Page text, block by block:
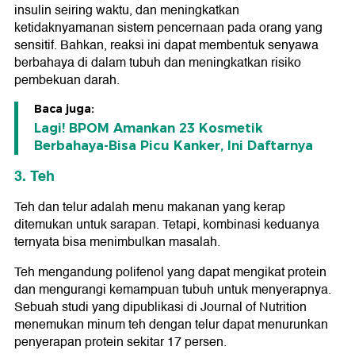
insulin seiring waktu, dan meningkatkan
ketidaknyamanan sistem pencernaan pada orang yang
sensitif. Bahkan, reaksi ini dapat membentuk senyawa
berbahaya di dalam tubuh dan meningkatkan risiko
pembekuan darah.
Baca juga:
Lagi! BPOM Amankan 23 Kosmetik
Berbahaya-Bisa Picu Kanker, Ini Daftarnya
3. Teh
Teh dan telur adalah menu makanan yang kerap
ditemukan untuk sarapan. Tetapi, kombinasi keduanya
ternyata bisa menimbulkan masalah.
Teh mengandung polifenol yang dapat mengikat protein
dan mengurangi kemampuan tubuh untuk menyerapnya.
Sebuah studi yang dipublikasi di Journal of Nutrition
menemukan minum teh dengan telur dapat menurunkan
penyerapan protein sekitar 17 persen.